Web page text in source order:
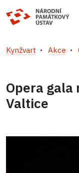
Kynžvart Akce
Opera gala
Valtice